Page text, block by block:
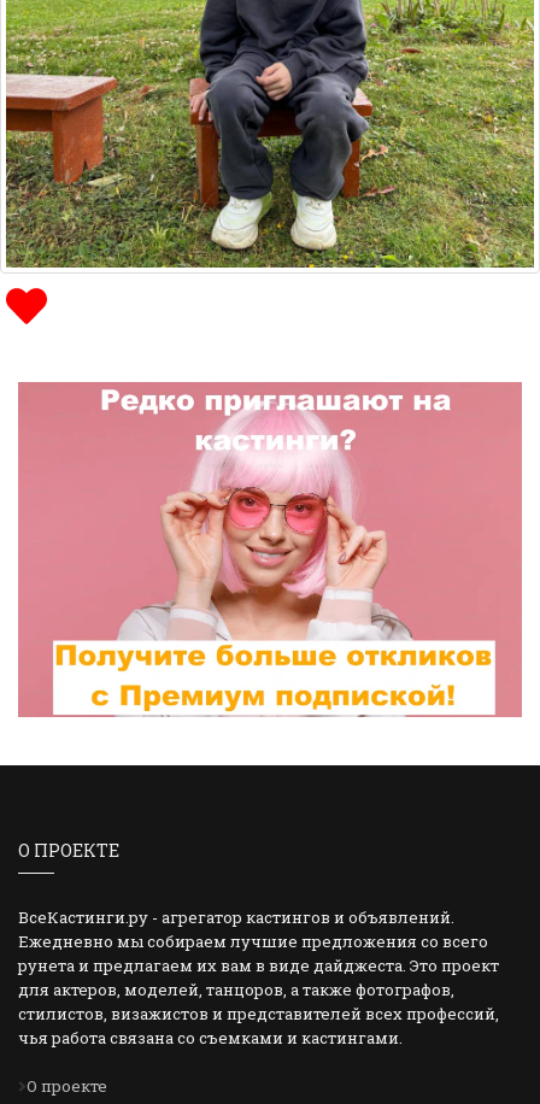
О ПРОЕКТЕ
ВсеКастинги.ру - агрегатор кастингов и объявлений.
Ежедневно мы собираем лучшие предложения со всего
рунета и предлагаем их вам в виде дайджеста. Это проект
для актеров, моделей, танцоров, а также фотографов,
стилистов, визажистов и представителей всех профессий,
чья работа связана со съемками и кастингами.
О проекте